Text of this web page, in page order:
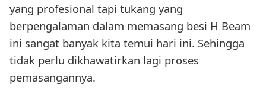
yang profesional tapi tukang yang
berpengalaman dalam memasang besi H Beam
ini sangat banyak kita temui hari ini. Sehingga
tidak perlu dikhawatirkan lagi proses
pemasangannya.